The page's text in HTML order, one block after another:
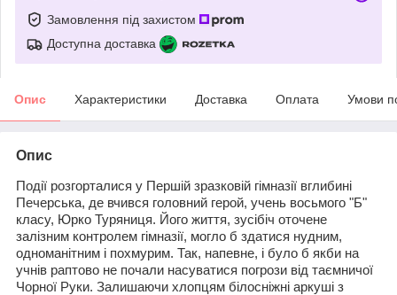
Замовлення під захистом
Доступна доставка
Опис Характеристики Доставка Оплата Умови
Опис
Події розгорталися у Першій зразковій гімназії вглибині
Печерська, де вчився головний герой, учень восьмого "Б"
класу, Юрко Туряниця. Його життя, зусібіч оточене
залізним контролем гімназії, могло б здатися нудним,
одноманітним і похмурим. Так, напевне, і було б якби на
учнів раптово не почали насуватися погрози від таємничої
Чорної Руки. Залишаючи хлопцям білосніжні аркуші з